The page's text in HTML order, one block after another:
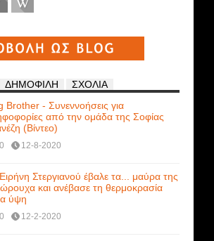
ΔΗΜΟΦΙΛΗ
ΣΧΟΛΙΑ
Brother - Συνεννοήσεις για
από την ομάδα της Σοφίας
(Βίντεο)
0 12-8-2020
Στεργιανού έβαλε τα... μαύρα της
και ανέβασε τη θερμοκρασία
ύψη
0 12-2-2020